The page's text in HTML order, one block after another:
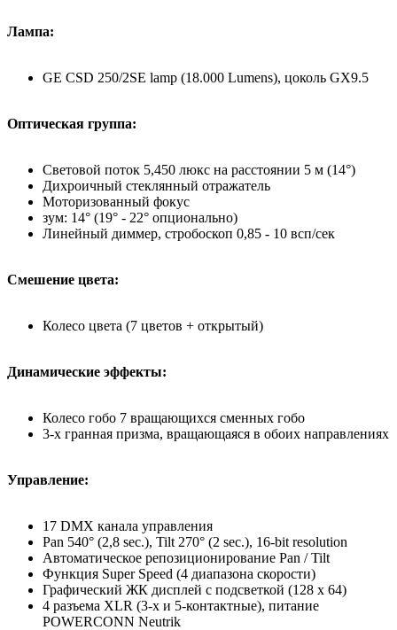
Лампа:
GE CSD 250/2SE lamp (18.000 Lumens), цоколь GX9.5
Оптическая группа:
Световой поток 5,450 люкс на расстоянии 5 м (14°)
Дихроичный стеклянный отражатель
Моторизованный фокус
зум: 14° (19° - 22° опционально)
Линейный диммер, стробоскоп 0,85 - 10 всп/сек
Смешение цвета:
Колесо цвета (7 цветов + открытый)
Динамические эффекты:
Колесо гобо 7 вращающихся сменных гобо
3-х гранная призма, вращающаяся в обоих направлениях
Управление:
17 DMX канала управления
Pan 540° (2,8 sec.), Tilt 270° (2 sec.), 16-bit resolution
Автоматическое репозиционирование Pan / Tilt
Функция Super Speed (4 диапазона скорости)
Графический ЖК дисплей с подсветкой (128 х 64)
4 разъема XLR (3-х и 5-контактные), питание
POWERCONN Neutrik